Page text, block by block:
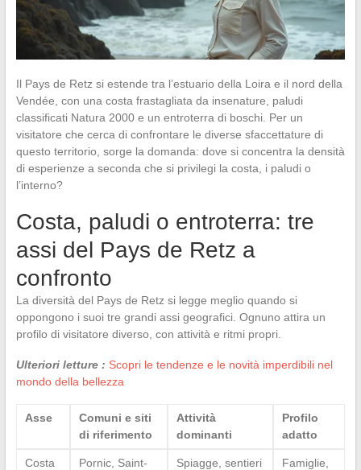
Il Pays de Retz si estende tra l’estuario della Loira e il nord della
Vendée, con una costa frastagliata da insenature, paludi
classificati Natura 2000 e un entroterra di boschi. Per un
visitatore che cerca di confrontare le diverse sfaccettature di
questo territorio, sorge la domanda: dove si concentra la densità
di esperienze a seconda che si privilegi la costa, i paludi o
l’interno?
Costa, paludi o entroterra: tre
assi del Pays de Retz a
confronto
La diversità del Pays de Retz si legge meglio quando si
oppongono i suoi tre grandi assi geografici. Ognuno attira un
profilo di visitatore diverso, con attività e ritmi propri.
Ulteriori letture : Scopri le tendenze e le novità imperdibili nel
mondo della bellezza
Asse
Comuni e siti
di riferimento
Attività
dominanti
Profilo
adatto
Costa
Pornic, Saint-
Spiagge, sentieri
Famiglie,